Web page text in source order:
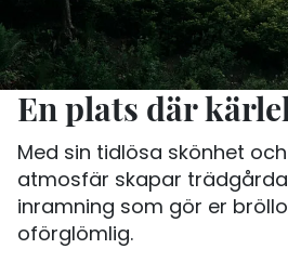
En plats där
Med sin tidlösa skönhet
atmosfär skapar
inramning som gör er
oförglömlig.